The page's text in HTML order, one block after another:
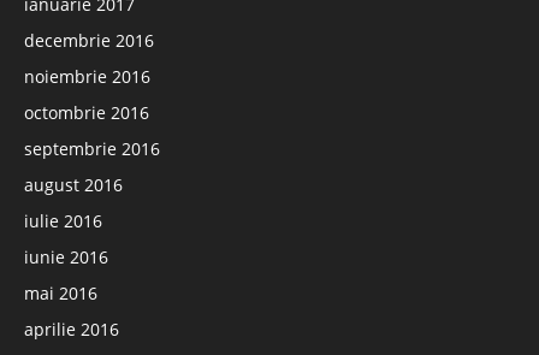
decembrie 2016
noiembrie 2016
octombrie 2016
septembrie 2016
august 2016
iulie 2016
iunie 2016
mai 2016
aprilie 2016